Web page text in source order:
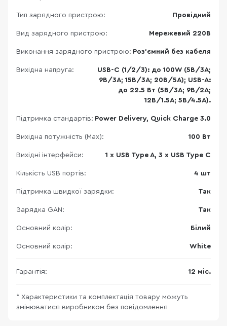
Тип зарядного пристрою: Провідний
Вид зарядного пристрою: Мережевий 220В
Виконання зарядного пристрою: Роз'ємний без кабеля
Вихідна напруга:
USB-C (1/2/3): до 100W (5В/3А;
9В/3А; 15В/3А; 20В/5А); USB-A:
до 22.5 Вт (5В/3А; 9В/2А;
12В/1.5А; 5В/4.5А).
Підтримка стандартів: Power Delivery, Quick Charge 3.0
Вихідна потужність (Max): 100 Вт
Вихідні інтерфейси: 1 x USB Type A, 3 x USB Type C
Кількість USB портів: 4 шт
Підтримка швидкої зарядки: Так
Зарядка GAN: Так
Основний колір: Білий
Основний колір: White
Гарантія: 12 міс.
* Характеристики та комплектація товару можуть
змінюватися виробником без повідомлення